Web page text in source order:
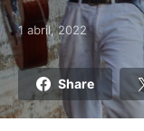
Posted on
1 abril, 2022
Share